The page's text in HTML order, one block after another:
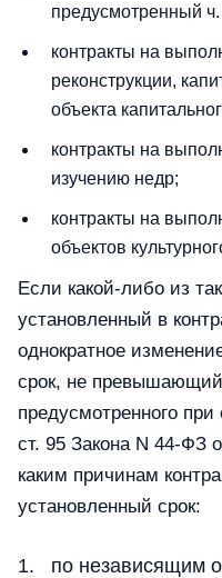
предусмотренный
контракты на
реконструкции,
объекта
контракты на
изучению недр;
контракты на
объектов
Если какой-либо из
установленный в
однократное
срок, не превышающий
предусмотренного
ст. 95 Закона N 44-ФЗ
каким причинам
установленный срок:
по независящим